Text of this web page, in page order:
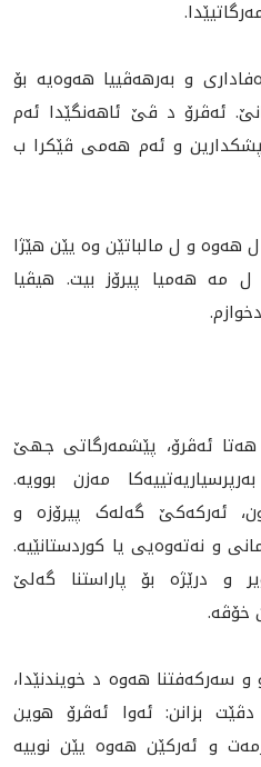
و به‌رهه‌ڤييا هەوەیە بۆ
ئەڤرۆ د ڤێ ئاهەنگێدا ئه‌م
و ئه‌م هه‌مى ڤێكرا ب
هەوە و ل مالباتێن وە یێن هێژا
هه‌ميا پیرۆز بیت. هیڤیا
ئەڤرۆ، پێشمەرگاتى جهێ
مەزن بوویە.
ئەرکەکێ گەلەک پیرۆزە و
و نەتەوەیی یا کوردستانێيه‌.
و درێژە بۆ پاراستنا گەلێ
خۆڤه‌.
سەرکەفتنا هەوە د خويندنێدا،
دڤێت بزانن: ئەوا ئەڤرۆ هوین
و ئەرکێن هەوە یێن نويیە